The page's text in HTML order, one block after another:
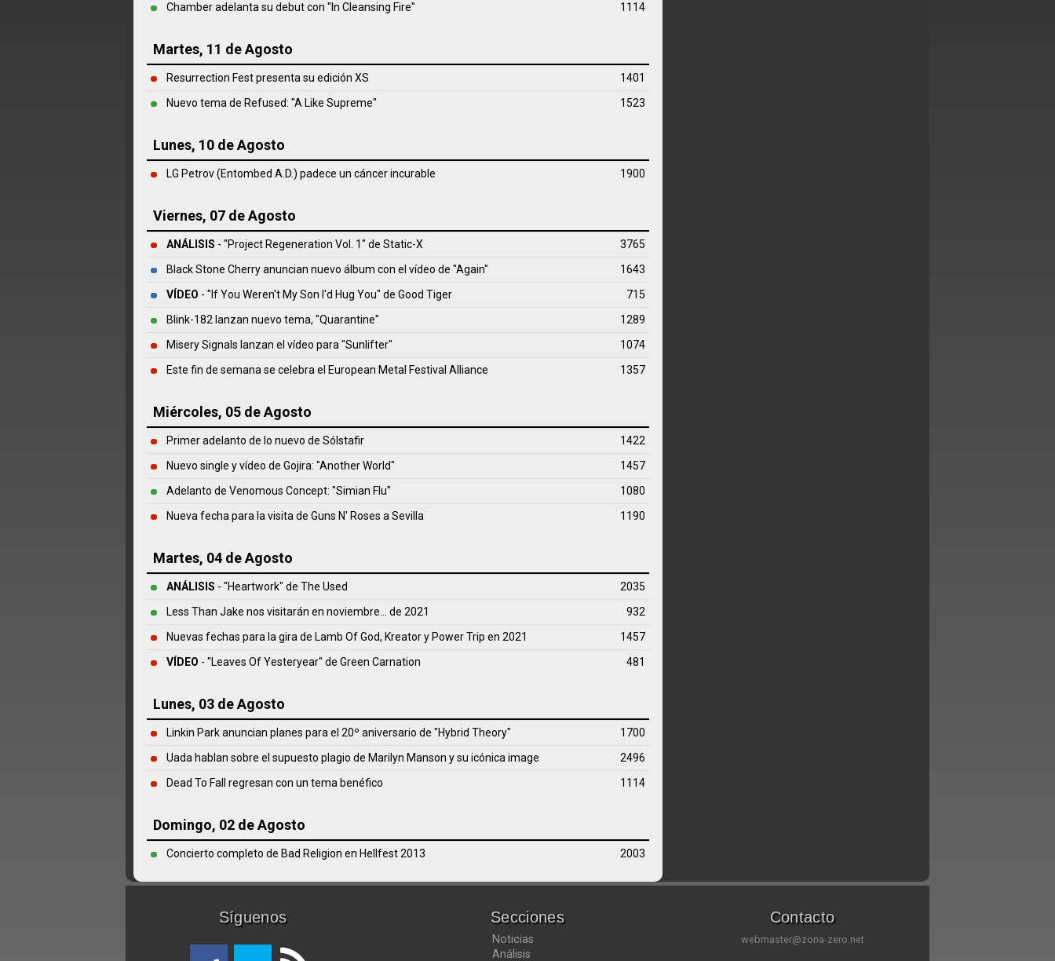
Chamber adelanta su debut con "In Cleansing Fire"
1114
Martes, 11 de Agosto
Resurrection Fest presenta su edición XS
1401
Nuevo tema de Refused: "A Like Supreme"
1523
Lunes, 10 de Agosto
LG Petrov (Entombed A.D.) padece un cáncer incurable 1900
Viernes, 07 de Agosto
ANÁLISIS - "Project Regeneration Vol. 1" de Static-X
3765
Black Stone Cherry anuncian nuevo álbum con el vídeo de "Again"
1643
VÍDEO - "If You Weren't My Son I'd Hug You" de Good Tiger
715
Blink-182 lanzan nuevo tema, "Quarantine"
1289
Misery Signals lanzan el vídeo para "Sunlifter"
1074
Este fin de semana se celebra el European Metal Festival Alliance
1357
Miércoles, 05 de Agosto
Primer adelanto de lo nuevo de Sólstafir
1422
Nuevo single y vídeo de Gojira: "Another World"
1457
Adelanto de Venomous Concept: "Simian Flu"
1080
Nueva fecha para la visita de Guns N' Roses a Sevilla
1190
Martes, 04 de Agosto
ANÁLISIS - "Heartwork" de The Used
2035
Less Than Jake nos visitarán en noviembre... de 2021
932
Nuevas fechas para la gira de Lamb Of God, Kreator y Power Trip en 2021
1457
VÍDEO - "Leaves Of Yesteryear" de Green Carnation 481
Lunes, 03 de Agosto
Linkin Park anuncian planes para el 20º aniversario de "Hybrid Theory"
1700
Uada hablan sobre el supuesto plagio de Marilyn Manson y su icónica image
2496
Dead To Fall regresan con un tema benéfico
1114
Domingo, 02 de Agosto
Concierto completo de Bad Religion en Hellfest 2013 2003
Síguenos Secciones
Noticias
Análisis
Contacto
webmaster@zona-zero.net